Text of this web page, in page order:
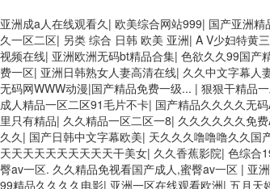
欧美3级网站 一区二区亚洲AV 精品九九九三级片 亚
线 最新亚洲aV网站在线观看 日本强暴一区 国产熟
久久久久 久久黄色AV网站 久久亚洲A片COM人成A
无码免费 99久久精品国产乱子伦一区二区三区 日韩
手机在线亚洲一二区 午夜影院免费观看黄色小电影
香蕉网站在线观看 黄片一级欧美AAA特黄一级欧美
三区 AV集中 日本免费成人麻豆 色妹姐一区二区 亚
二区三区左线 中文字幕无码不卡一区二区三区 成人
区二区三区 五月天丝袜逼网 婷婷五月综合激情中文
黄色免费 日韩黄色电影视频一区二区 欧美黄3级网站
看 亚洲色情小说电影综合区 99精品黄片 无码欧美毛
亚洲成a人在线观看久| 欧美综合网站999| 国产亚洲精
久一区二区| 另类 综合 日韩 欧美 亚洲| A V少妇特黄
视频在线| 亚洲欧洲无码bt精品合集| 色欲久久99国产
费一区| 亚洲日韩熟女人妻高清在线| 久久中文字幕人
无码网WWW动漫|国产精品免费一级... | 狠狠干精品
成人精品一区二区91毛片不卡| 国产精品久久久久无
里只有精品| 久久精品一区二区一8| 久久久久久久免
久久| 国产日韩中文字幕欧美| 天久久久噜噜噜久久国
天天天天天天天天天天干美女| 久久香蕉影院| 色综合
臀av一区. 久久精品免视看国产成人,蜜臀av一区 | 亚
99精品久久久久电影| 亚洲一区在线观看欧洲| 五月天